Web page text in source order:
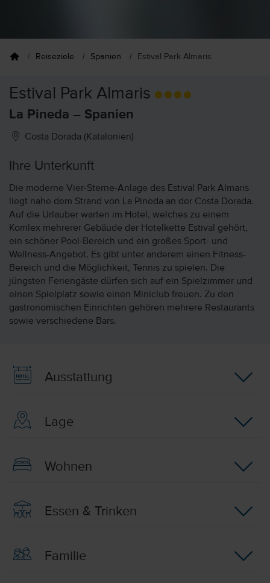
Reiseziele Spanien Estival Park Almaris
Estival Park Almaris
La Pineda – Spanien
Costa Dorada (Katalonien)
Ihre Unterkunft
Die moderne Vier-Sterne-Anlage des Estival Park Almaris
liegt nahe dem Strand von La Pineda an der Costa Dorada.
Auf die Urlauber warten im Hotel, welches zu einem
Komlex mehrerer Gebäude der Hotelkette Estival gehört,
ein schöner Pool-Bereich und ein großes Sport- und
Wellness-Angebot. Es gibt unter anderem einen Fitness-
Bereich und die Möglichkeit, Tennis zu spielen. Die
jüngsten Feriengäste dürfen sich auf ein Spielzimmer und
einen Spielplatz sowie einen Miniclub freuen. Zu den
gastronomischen Einrichten gehören mehrere Restaurants
sowie verschiedene Bars.
Ausstattung
Lage
Wohnen
Essen & Trinken
Familie